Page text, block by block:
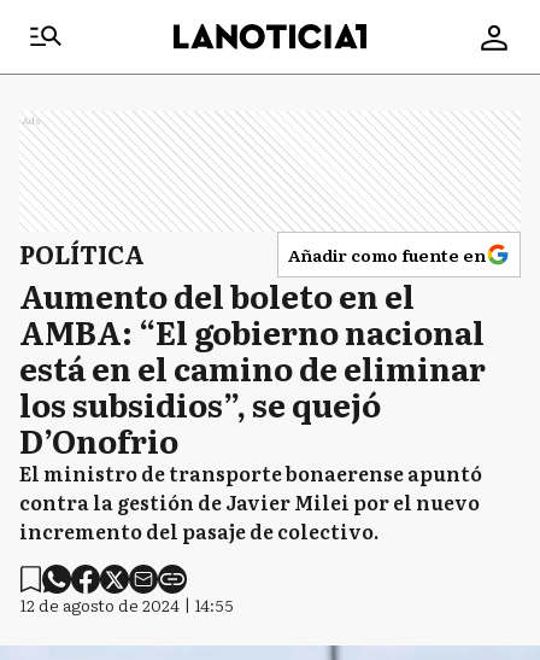
Ads
POLÍTICA Añadir como fuente en
Aumento del boleto en el
AMBA: “El gobierno nacional
está en el camino de eliminar
los subsidios”, se quejó
D’Onofrio
El ministro de transporte bonaerense apuntó
contra la gestión de Javier Milei por el nuevo
incremento del pasaje de colectivo.
12 de agosto de 2024 | 14:55